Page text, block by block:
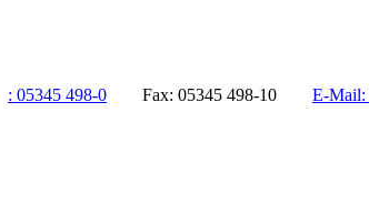
: 05345 498-0 Fax: 05345 498-10 E-Mail: